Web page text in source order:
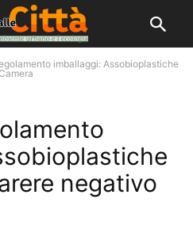
imballaggi: Assobioplastiche
negativo